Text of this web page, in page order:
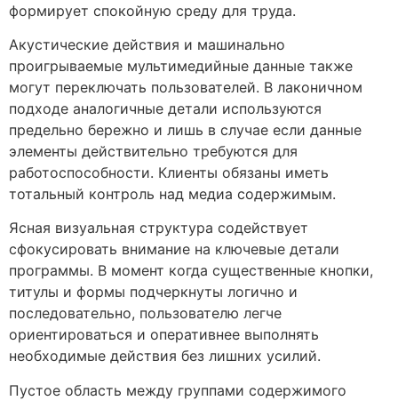
формирует спокойную среду для труда.
Акустические действия и машинально
проигрываемые мультимедийные данные также
могут переключать пользователей. В лаконичном
подходе аналогичные детали используются
предельно бережно и лишь в случае если данные
элементы действительно требуются для
работоспособности. Клиенты обязаны иметь
тотальный контроль над медиа содержимым.
Ясная визуальная структура содействует
сфокусировать внимание на ключевые детали
программы. В момент когда существенные кнопки,
титулы и формы подчеркнуты логично и
последовательно, пользователю легче
ориентироваться и оперативнее выполнять
необходимые действия без лишних усилий.
Пустое область между группами содержимого